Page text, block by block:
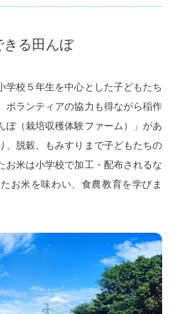
きる田んぼ
学校５年生を中心とした子どもたち
ボランティアの協力も得ながら稲作
ぼ（栽培収穫体験ファーム）」があ
、脱穀、もみすりまで子どもたちの
お米は小学校で加工・配布されるな
お米を味わい、食農教育を学びま